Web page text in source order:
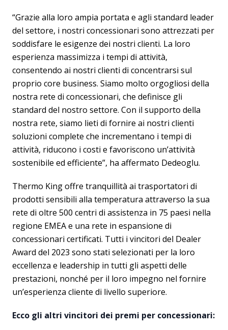
“Grazie alla loro ampia portata e agli standard leader
del settore, i nostri concessionari sono attrezzati per
soddisfare le esigenze dei nostri clienti. La loro
esperienza massimizza i tempi di attività,
consentendo ai nostri clienti di concentrarsi sul
proprio core business. Siamo molto orgogliosi della
nostra rete di concessionari, che definisce gli
standard del nostro settore. Con il supporto della
nostra rete, siamo lieti di fornire ai nostri clienti
soluzioni complete che incrementano i tempi di
attività, riducono i costi e favoriscono un’attività
sostenibile ed efficiente”, ha affermato Dedeoglu.
Thermo King offre tranquillità ai trasportatori di
prodotti sensibili alla temperatura attraverso la sua
rete di oltre 500 centri di assistenza in 75 paesi nella
regione EMEA e una rete in espansione di
concessionari certificati. Tutti i vincitori del Dealer
Award del 2023 sono stati selezionati per la loro
eccellenza e leadership in tutti gli aspetti delle
prestazioni, nonché per il loro impegno nel fornire
un’esperienza cliente di livello superiore.
Ecco gli altri vincitori dei premi per concessionari: